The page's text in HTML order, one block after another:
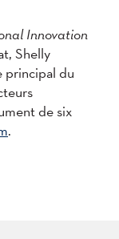
Innovation
Shelly
principal du
de six
.